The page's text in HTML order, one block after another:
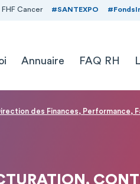
FHF Cancer #SANTEXPO
Annuaire FAQ RH
des Finances, Performance,